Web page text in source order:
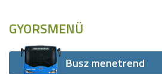
GYORSMENÜ
Busz menetrend